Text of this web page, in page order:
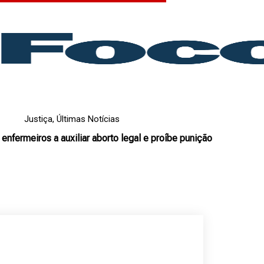
Justiça, Últimas Notícias
a auxiliar aborto legal e proíbe punição